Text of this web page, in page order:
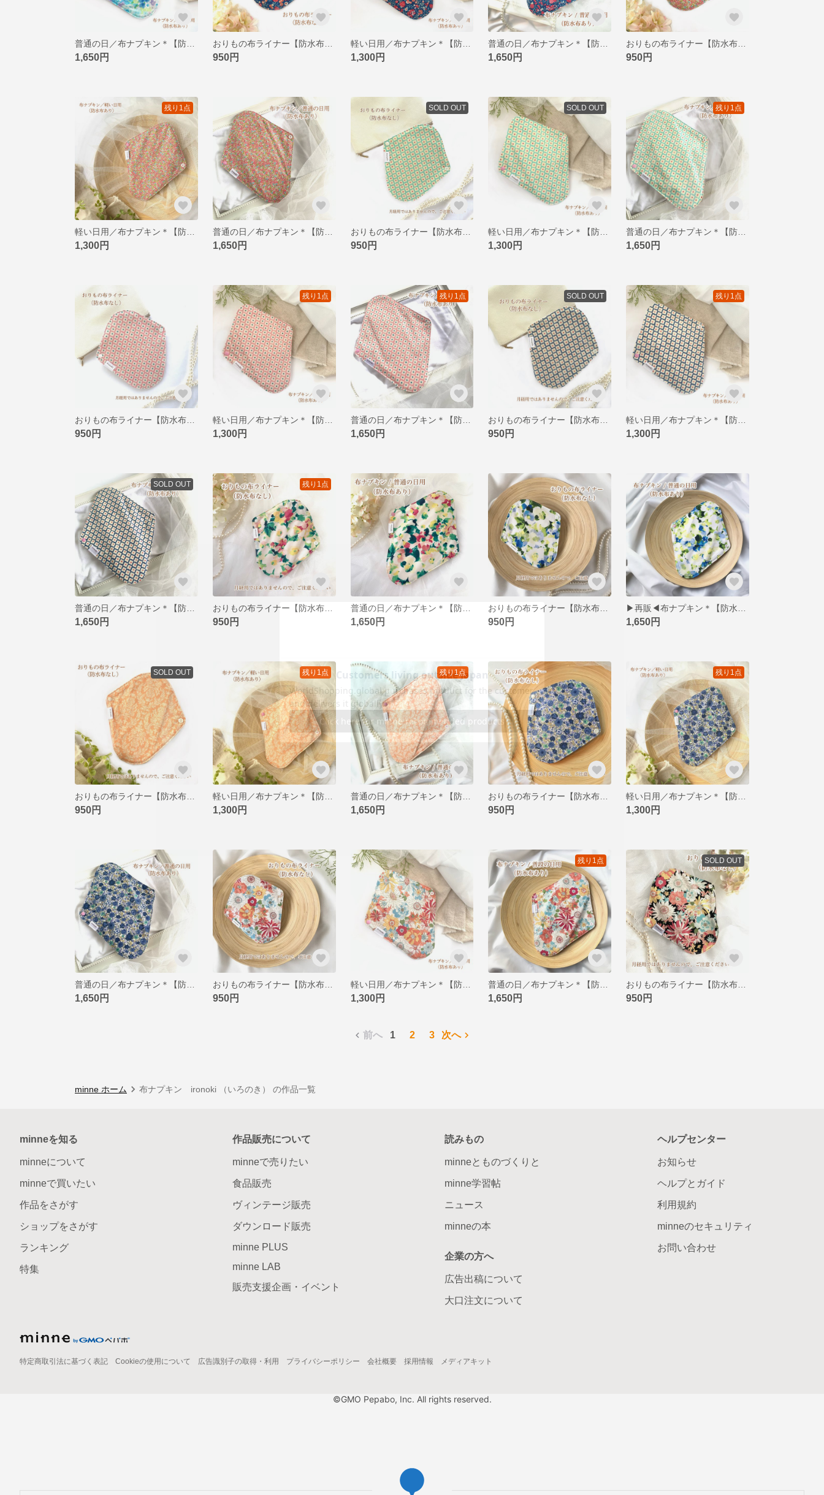
1,650円
おりもの布ライナー【防水布なし】＊森の木の実
950円
軽い日用／布ナプキン＊【防水布あり】＊森の木の実
1,300円 1,650円 950円
残り1点
1,300円
普通の日／布ナプキン＊【防水布あり】＊ピンクフラワーシャワー
1,650円
SOLD OUT
おりもの布ライナー【防水布なし】＊みんな仲良く小粒ちゃん・三女
950円
SOLD OUT
1,300円
残り1点
1,650円
950円
残り1点
軽い日用／布ナプキン＊【防水布あり】＊みんな仲良し小粒ちゃん・次女
1,300円
残り1点
普通の日／布ナプキン＊【防水布あり】＊みんな仲良く小粒ちゃん・次女
1,650円
SOLD OUT
950円
残り1点
1,300円
SOLD OUT
1,650円
残り1点
おりもの布ライナー【防水布なし】＊朝露と乙女の夏の散歩道
950円
普通の日／布ナプキン＊【防水布あり】＊朝露と乙女の夏の散歩道
1,650円 950円 1,650円
SOLD OUT
950円
残り1点
軽い日用／布ナプキン＊【防水布あり】＊ピンクのダマスク柄
1,300円
残り1点
普通の日／布ナプキン＊【防水布あり】＊ピンクのダマスク柄
1,650円 950円
残り1点
1,300円
1,650円
おりもの布ライナー【防水布なし】＊太陽の下でバカンス
950円
軽い日用／布ナプキン＊【防水布あり】＊太陽の下でバカンス
1,300円
残り1点
1,650円
SOLD OUT
950円
前へ 1 2 3 次へ
minne ホーム 布ナプキン ironoki （いろのき） の作品一覧
minneを知る
minneについて
minneで買いたい
作品をさがす
ショップをさがす
ランキング
特集
作品販売について
minneで売りたい
食品販売
ヴィンテージ販売
ダウンロード販売
minne PLUS
minne LAB
販売支援企画・イベント
読みもの
minneとものづくりと
minne学習帖
ニュース
minneの本
企業の方へ
広告出稿について
大口注文について
ヘルプセンター
お知らせ
ヘルプとガイド
利用規約
minneのセキュリティ
お問い合わせ
特定商取引法に基づく表記 Cookieの使用について 広告識別子の取得・利用 プライバシーポリシー 会社概要 採用情報 メディアキット
©GMO Pepabo, Inc. All rights reserved.